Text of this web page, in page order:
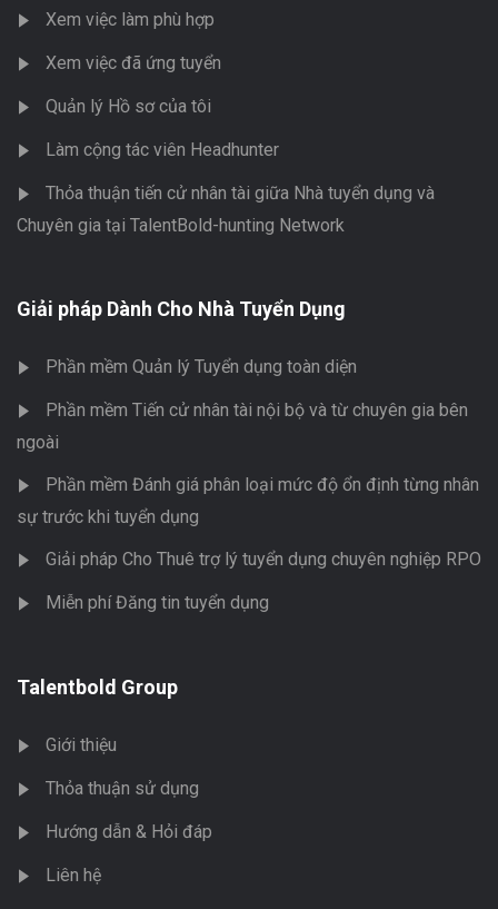
Xem việc làm phù hợp
Xem việc đã ứng tuyển
Quản lý Hồ sơ của tôi
Làm cộng tác viên Headhunter
Thỏa thuận tiến cử nhân tài giữa Nhà tuyển dụng và
Chuyên gia tại TalentBold-hunting Network
Giải pháp Dành Cho Nhà Tuyển Dụng
Phần mềm Quản lý Tuyển dụng toàn diện
Phần mềm Tiến cử nhân tài nội bộ và từ chuyên gia bên
ngoài
Phần mềm Đánh giá phân loại mức độ ổn định từng nhân
sự trước khi tuyển dụng
Giải pháp Cho Thuê trợ lý tuyển dụng chuyên nghiệp RPO
Miễn phí Đăng tin tuyển dụng
Talentbold Group
Giới thiệu
Thỏa thuận sử dụng
Hướng dẫn & Hỏi đáp
Liên hệ